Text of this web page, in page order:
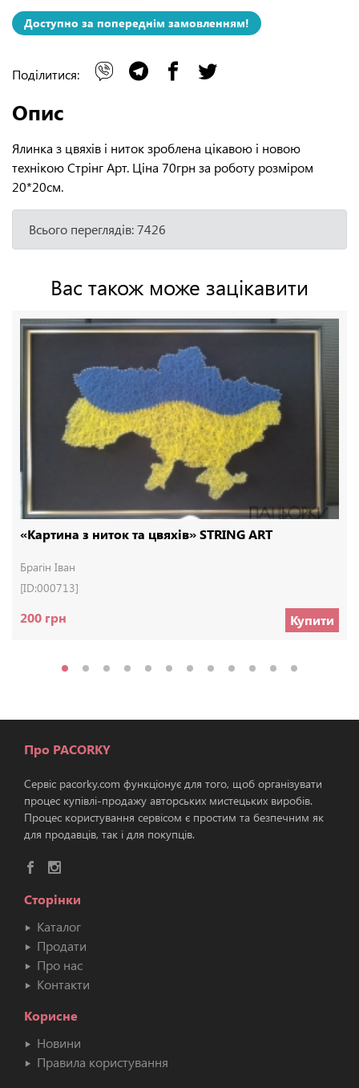
Доступно за попереднім замовленням!
Поділитися:
Опис
Ялинка з цвяхів і ниток зроблена цікавою і новою
технікою Стрінг Арт. Ціна 70грн за роботу розміром
20*20см.
Всього переглядів: 7426
Вас також може зацікавити
«Картина з ниток та цвяхів» STRING ART
Брагін Іван
[ID:000713]
200 грн Купити
Про PACORKY
Сервіс pacorky.com функціонує для того, щоб організувати
процес купівлі-продажу авторських мистецьких виробів.
Процес користування сервісом є простим та безпечним як
для продавців, так і для покупців.
Сторінки
Каталог
Продати
Про нас
Контакти
Корисне
Новини
Правила користування